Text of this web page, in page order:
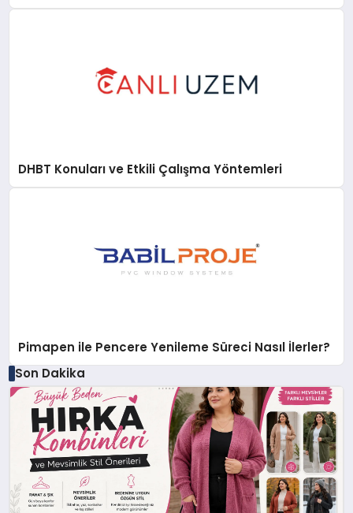
DHBT Konuları ve Etkili Çalışma Yöntemleri
Pimapen ile Pencere Yenileme Süreci Nasıl İlerler?
Son Dakika